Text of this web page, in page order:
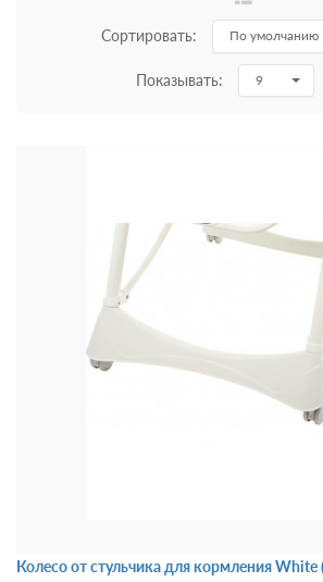
Сортировать: По умолчанию
Показывать: 9
Колесо от стульчика для кормления